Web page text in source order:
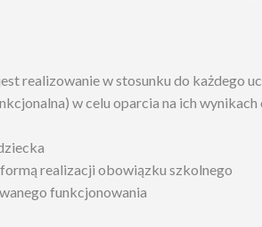
realizowanie w stosunku do każdego
w celu oparcia na ich
formą realizacji obowiązku szkolnego
funkcjonowania